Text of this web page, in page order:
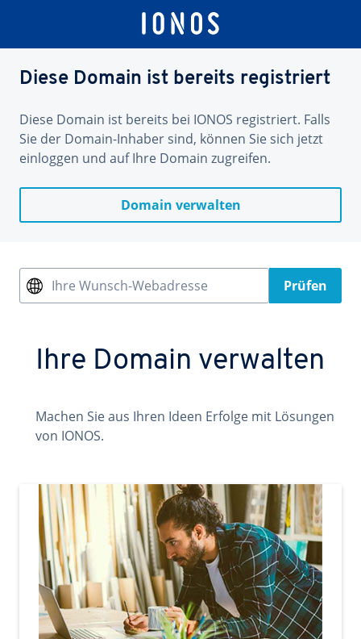
Diese Domain ist bereits registriert
Diese Domain ist bereits bei IONOS registriert. Falls
Sie der Domain-Inhaber sind, können Sie sich jetzt
einloggen und auf Ihre Domain zugreifen.
Domain verwalten
Ihre Wunsch-Webadresse Prüfen
Ihre Domain verwalten
Machen Sie aus Ihren Ideen Erfolge mit Lösungen
von IONOS.